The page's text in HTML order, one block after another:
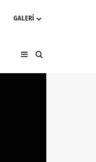
GALERİ
Kenar Bölmesi
Arama yap ...